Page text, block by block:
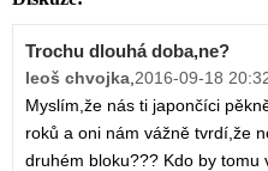
Trochu dlouhá doba,ne?
leoš chvojka 2016-09-18
Myslím,že nás ti japončíci
roků a oni nám vážně tvrdí,že
druhém bloku??? Kdo by tomu